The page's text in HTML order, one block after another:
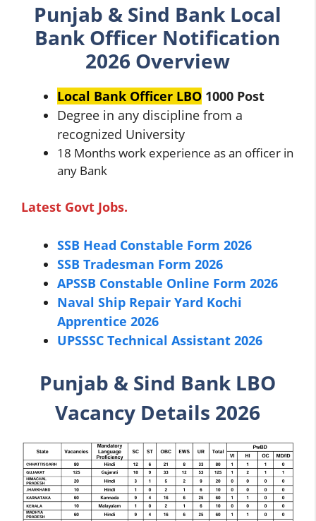
Punjab & Sind BankLocal
Bank Officer Notification
2026 Overview
Local Bank Officer LBO 1000 Post
Degree in any discipline from a
recognized University
18 Months work experience as an officer in
any Bank
Latest Govt Jobs.
SSB Head Constable Form 2026
SSB Tradesman Form 2026
APSSB Constable Online Form 2026
Naval Ship Repair Yard Kochi
Apprentice 2026
UPSSSC Technical Assistant 2026
Punjab & Sind BankLBO
Vacancy Details 2026